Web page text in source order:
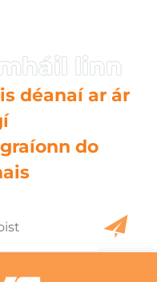
déanaí ar ár
do